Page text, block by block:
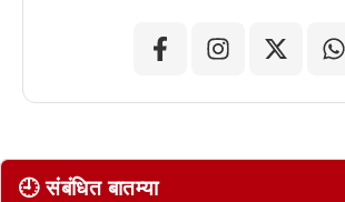
🕘 संबंधित बातम्या